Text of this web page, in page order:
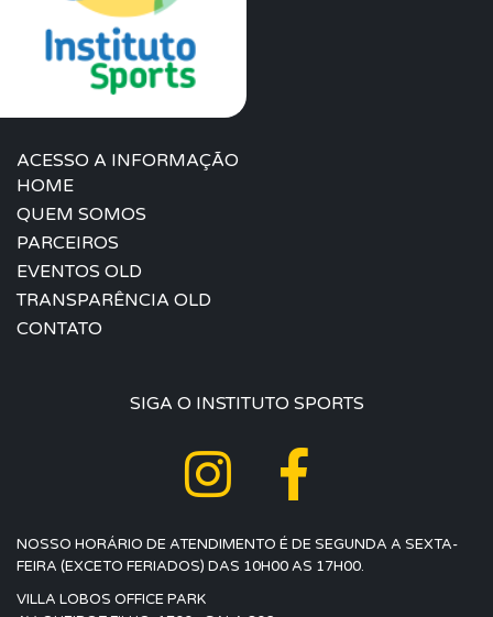
ACESSO A INFORMAÇÃO
HOME
QUEM SOMOS
PARCEIROS
EVENTOS OLD
TRANSPARÊNCIA OLD
CONTATO
SIGA O INSTITUTO SPORTS
NOSSO HORÁRIO DE ATENDIMENTO É DE SEGUNDA A SEXTA-
FEIRA (EXCETO FERIADOS) DAS 10H00 AS 17H00.
VILLA LOBOS OFFICE PARK